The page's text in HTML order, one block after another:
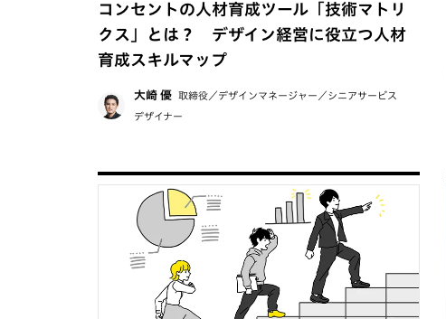
コンセントの人材育成ツール「技術マトリ
クス」とは？ デザイン経営に役立つ人材
育成スキルマップ
大崎 優 取締役／デザインマネージャー／シニアサービス
デザイナー